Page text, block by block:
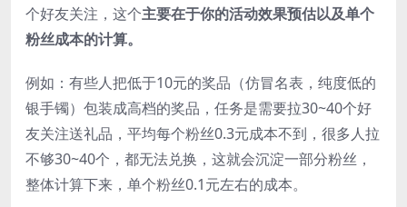
个好友关注，这个主要在于你的活动效果预估以及单个
粉丝成本的计算。
例如：有些人把低于10元的奖品（仿冒名表，纯度低的
银手镯）包装成高档的奖品，任务是需要拉30~40个好
友关注送礼品，平均每个粉丝0.3元成本不到，很多人拉
不够30~40个，都无法兑换，这就会沉淀一部分粉丝，
整体计算下来，单个粉丝0.1元左右的成本。